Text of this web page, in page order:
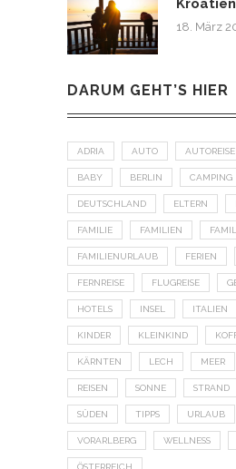
18. März
DARUM GEHT’S HIER
ADRIA AUTO AUTOREISE
BABY BERLIN CAMPING
DEUTSCHLAND ELTERN
FAMILIE FAMILIEN
FAMILIENURLAUB FERIEN
FERNREISE FLUGREISE
HOTELS INSEL ITALIEN
KINDER KLEINKIND
KÄRNTEN LECH MEER
REISEN SONNE STRAND
SÜDEN TIPPS URLAUB
VORARLBERG WELLNESS
ÖSTERREICH